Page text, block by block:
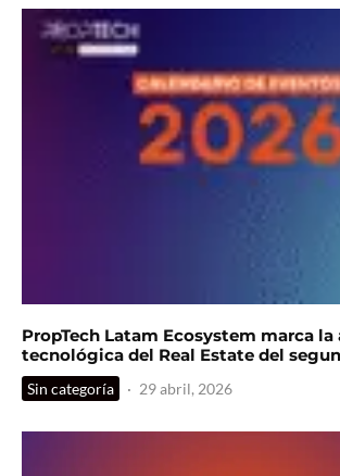
PropTech Latam Ecosystem marca la
tecnológica del Real Estate del
Sin categoría · 29 abril, 2026